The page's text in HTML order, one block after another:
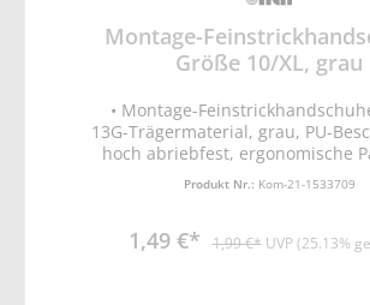
Montage-
Größe 10/XL, grau
• Montage-
13G-Trägermaterial, grau, PU-
hoch abriebfest, ergonomische
bedingt rutsch- und
Reiß- und
Produkt Nr.: Kom-21-1533709
1,49 €* 1,99 €* UVP (25.13%